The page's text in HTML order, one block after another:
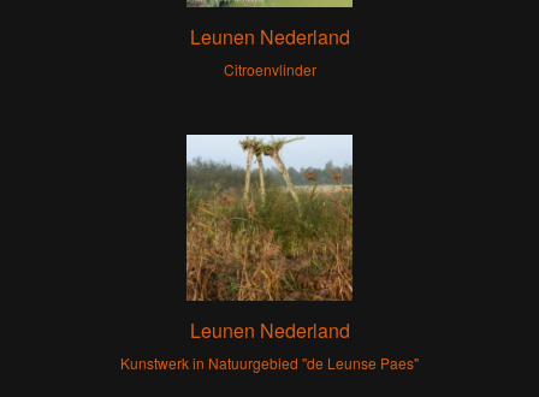
Leunen Nederland
Citroenvlinder
Leunen Nederland
Kunstwerk in Natuurgebied "de Leunse Paes"